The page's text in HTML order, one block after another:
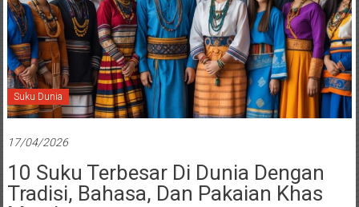
Suku Dunia
17/04/2026
10 Suku Terbesar Di Dunia Dengan
Tradisi, Bahasa, Dan Pakaian Khas